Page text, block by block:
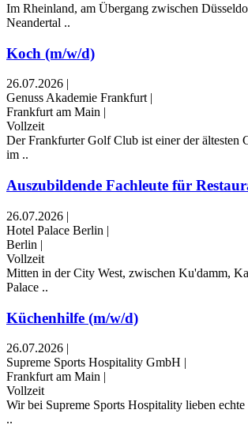
Im Rheinland, am Übergang zwischen
Neandertal ..
Koch (m/w/d)
26.07.2026 |
Genuss Akademie Frankfurt |
Frankfurt am Main |
Vollzeit
Der Frankfurter Golf Club ist einer der ältesten
im ..
Auszubildende Fachleute für
26.07.2026 |
Hotel Palace Berlin |
Berlin |
Vollzeit
Mitten in der City West, zwischen Ku'damm,
Palace ..
Küchenhilfe (m/w/d)
26.07.2026 |
Supreme Sports Hospitality GmbH |
Frankfurt am Main |
Vollzeit
Wir bei Supreme Sports Hospitality lieben
..